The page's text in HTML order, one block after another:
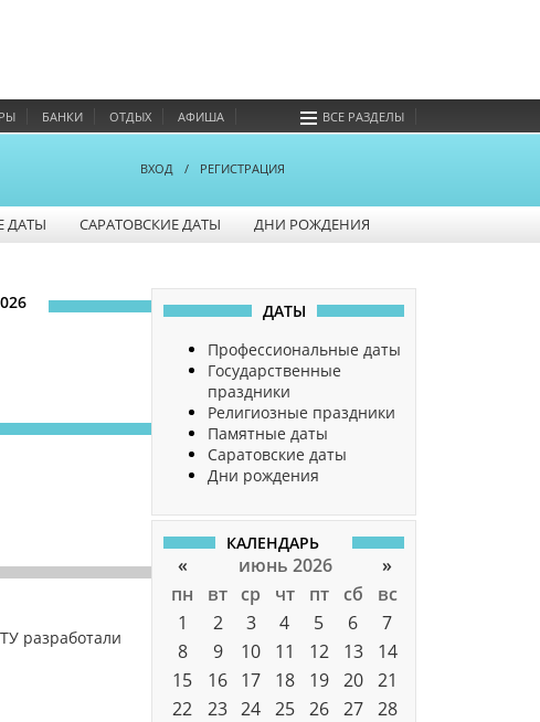
БАНКИ ОТДЫХ АФИША ВСЕ РАЗДЕЛЫ
ВХОД / РЕГИСТРАЦИЯ
ДАТЫ САРАТОВСКИЕ ДАТЫ ДНИ РОЖДЕНИЯ
разработали
ДАТЫ
Профессиональные даты
Государственные
праздники
Религиозные праздники
Памятные даты
Саратовские даты
Дни рождения
КАЛЕНДАРЬ
« июнь 2026
»
пн
вт ср чт пт сб
вс
1
2 3 4 5 6
7
8
9 10 11 12 13
14
15
16 17 18 19 20
21
22
23 24 25 26 27
28